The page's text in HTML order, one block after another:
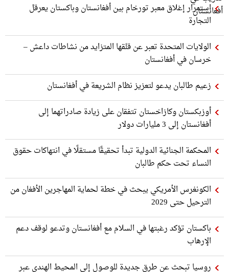
استمرار إغلاق معبر تورخام بين أفغانستان وباكستان يعرقل
التجارة
الولايات المتحدة تعبر عن قلقها المتزايد من نشاطات داعش –
خرسان في أفغانستان
زعيم طالبان يدعو لتعزيز نظام الشريعة في أفغانستان
أوزبكستان وكازاخستان تتفقان على زيادة صادراتهما إلى
أفغانستان إلى 3 مليارات دولار
المحكمة الجنائية الدولية تبدأ تحقيقًا مستقلًا في انتهاكات حقوق
النساء تحت حكم طالبان
الكونغرس الأمريكي يبحث في خطة لحماية المهاجرين الأفغان من
الترحيل حتى 2029
باكستان تؤكد رغبتها في السلام مع أفغانستان وتدعو لوقف دعم
الإرهاب
روسيا تبحث عن طرق جديدة للوصول إلى المحيط الهندي عبر